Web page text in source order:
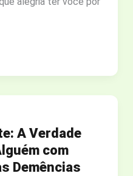
A Verdade
com
Demências